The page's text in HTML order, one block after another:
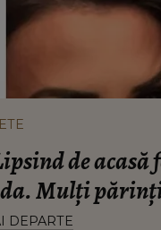
de
Mulți
DEPARTE